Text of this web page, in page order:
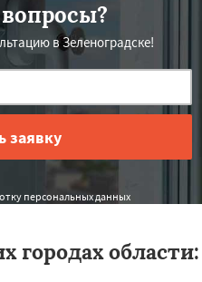
в Зеленоградске!
персональных данных
городах области: